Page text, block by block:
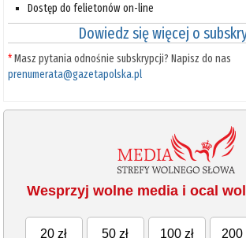
Dostęp do felietonów on-line
Dowiedz się więcej o
*Masz pytania odnośnie subskrypcji? Napisz do nas
prenumerata@gazetapolska.pl
Wesprzyj wolne media i ocal
20 zł 50 zł 100 zł 200